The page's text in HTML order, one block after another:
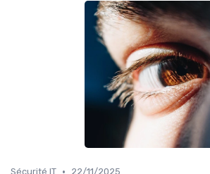
Sécurité IT • 22/11/2025